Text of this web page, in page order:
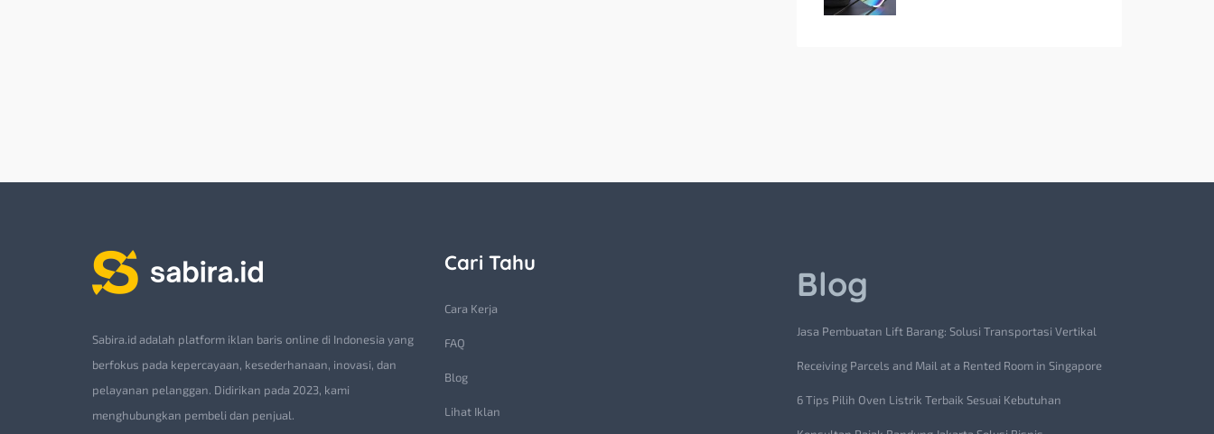
Sabira.id adalah platform iklan baris online di Indonesia yang
berfokus pada kepercayaan, kesederhanaan, inovasi, dan
pelayanan pelanggan. Didirikan pada 2023, kami
menghubungkan pembeli dan penjual.
Cari Tahu
Cara Kerja
FAQ
Blog
Lihat Iklan
Blog
Jasa Pembuatan Lift Barang: Solusi Transportasi Vertikal
Receiving Parcels and Mail at a Rented Room in Singapore
6 Tips Pilih Oven Listrik Terbaik Sesuai Kebutuhan